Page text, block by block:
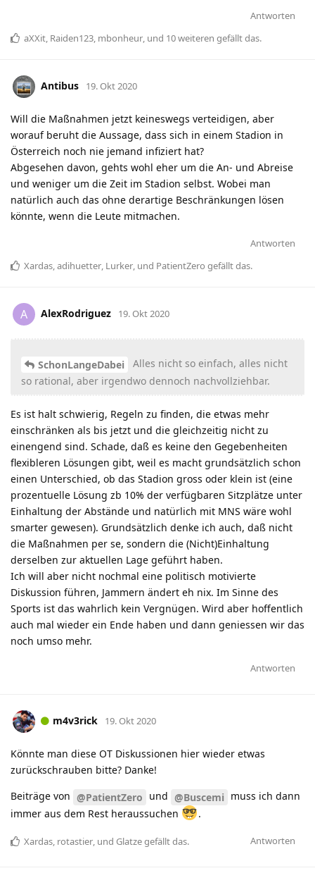
Antworten
aXXit, Raiden123, mbonheur, und 10weiteren gefällt das.
Antibus 19. Okt 2020
Will die Maßnahmen jetzt keineswegs verteidigen, aber
worauf beruht die Aussage, dass sich in einem Stadion in
Österreich noch nie jemand infiziert hat?
Abgesehen davon, gehts wohl eher um die An- und Abreise
und weniger um die Zeit im Stadion selbst. Wobei man
natürlich auch das ohne derartige Beschränkungen lösen
könnte, wenn die Leute mitmachen.
Antworten
Xardas,adihuetter, Lurker, und PatientZero gefällt das.
A AlexRodriguez 19. Okt 2020
SchonLangeDabei
Alles nicht so einfach, alles nicht
so rational, aber irgendwo dennoch nachvollziehbar.
Es ist halt schwierig, Regeln zu finden, die etwas mehr
einschränken als bis jetzt und die gleichzeitig nicht zu
einengend sind. Schade, daß es keine den Gegebenheiten
flexibleren Lösungen gibt, weil es macht grundsätzlich schon
einen Unterschied, ob das Stadion gross oder klein ist (eine
prozentuelle Lösung zb 10% der verfügbaren Sitzplätze unter
Einhaltung der Abstände und natürlich mit MNS wäre wohl
smarter gewesen). Grundsätzlich denke ich auch, daß nicht
die Maßnahmen per se, sondern die (Nicht)Einhaltung
derselben zur aktuellen Lage geführt haben.
Ich will aber nicht nochmal eine politisch motivierte
Diskussion führen, Jammern ändert eh nix. Im Sinne des
Sports ist das wahrlich kein Vergnügen. Wird aber hoffentlich
auch mal wieder ein Ende haben und dann geniessen wir das
noch umso mehr.
Antworten
m4v3rick 19. Okt 2020
Könnte man diese OT Diskussionen hier wieder etwas
zurückschrauben bitte? Danke!
Beiträge von @PatientZero und @Buscemi muss ich dann
immer aus dem Rest heraussuchen
.
Antworten
Xardas, rotastier, und Glatzegefällt das.